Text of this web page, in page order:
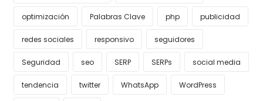
optimización Palabras Clave php publicidad
redes sociales responsivo seguidores
Seguridad seo SERP SERPs social media
tendencia twitter WhatsApp WordPress